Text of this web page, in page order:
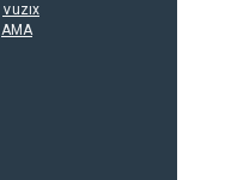
Vuzix
AMA